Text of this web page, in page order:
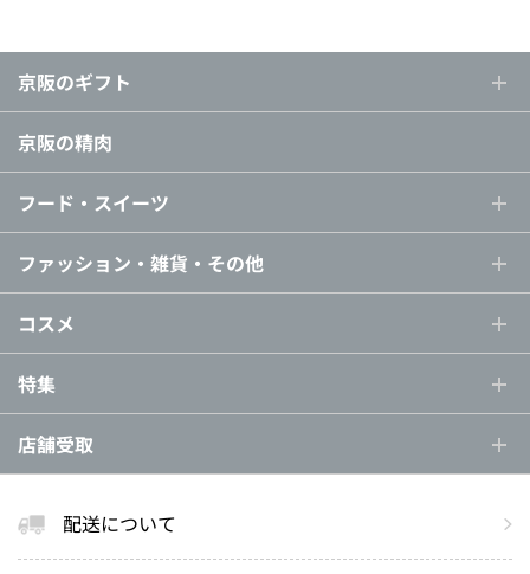
京阪のギフト
京阪の精肉
フード・スイーツ
ファッション・雑貨・その他
コスメ
特集
店舗受取
配送について